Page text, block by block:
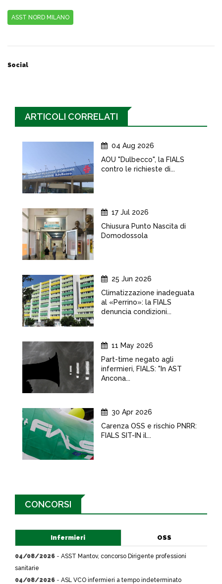
ASST NORD MILANO
Social
ARTICOLI CORRELATI
04 Aug 2026
AOU "Dulbecco", la FIALS
contro le richieste di...
17 Jul 2026
Chiusura Punto Nascita di
Domodossola
25 Jun 2026
Climatizzazione inadeguata
al «Perrino»: la FIALS
denuncia condizioni...
11 May 2026
Part-time negato agli
infermieri, FIALS: "In AST
Ancona...
30 Apr 2026
Carenza OSS e rischio PNRR:
FIALS SIT-IN il...
CONCORSI
Infermieri OSS
04/08/2026 - ASST Mantov, concorso Dirigente professioni
sanitarie
04/08/2026 - ASL VCO infermieri a tempo indeterminato